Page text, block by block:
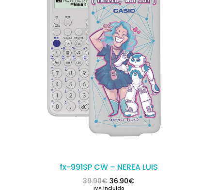
fx-991SP CW – NEREA LUIS
39.90€ El precio original era: 39.90€.
36.90€El precio actual es:
IVA incluido